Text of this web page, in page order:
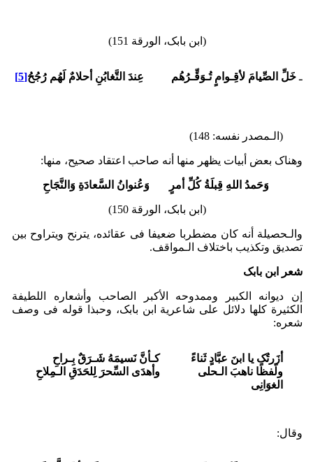
(ابن بابک، الورقة 151)
ـ خَلِّ الصِّیامَ لأقِـوامٍ تُـوَقِّـرُهُم عِندَ التَّغابُنِ أحلامٌ لَهُم رُجُحُ[5]
(الـمصدر نفسه: 148)
وهناک بعض أبیات یظهر منها أنه صاحب اعتقاد صحیح، منها:
وَحَمدُ اللهِ قِبلَةُ کُلِّ أمرٍ وَعُنوانُ السَّعادَةِ وَالنَّجَاحِ
(ابن بابک، الورقة 150)
والـحصیلة أنه کان مضطربا ضعیفا فی عقائده، یترنح ویتراوح بین
تصدیق وتکذیب باختلاف الـمواقف.
شعر ابن بابک
إن دیوانه الکبیر وممدوحه الأکبر الصاحب وأشعاره اللطیفة
الکثیرة کلها دلائل علی شاعریة ابن بابک، وحبذا قوله فی وصف
شعره:
أزَرتُک یا ابنَ عبَّادٍ ثَناءً
ولَفظًا ناهبَ الـحلی
الغوَانِی
کـأنَّ نَسیمَهُ شَـرَقٌ بِـراحِ
وأهدَى السِّحرَ لِلحَدَقِ الـمِلاحِ
وقال: